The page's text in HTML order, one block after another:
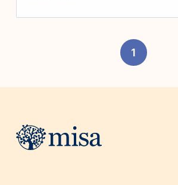
1
Webbplatsens sidfot